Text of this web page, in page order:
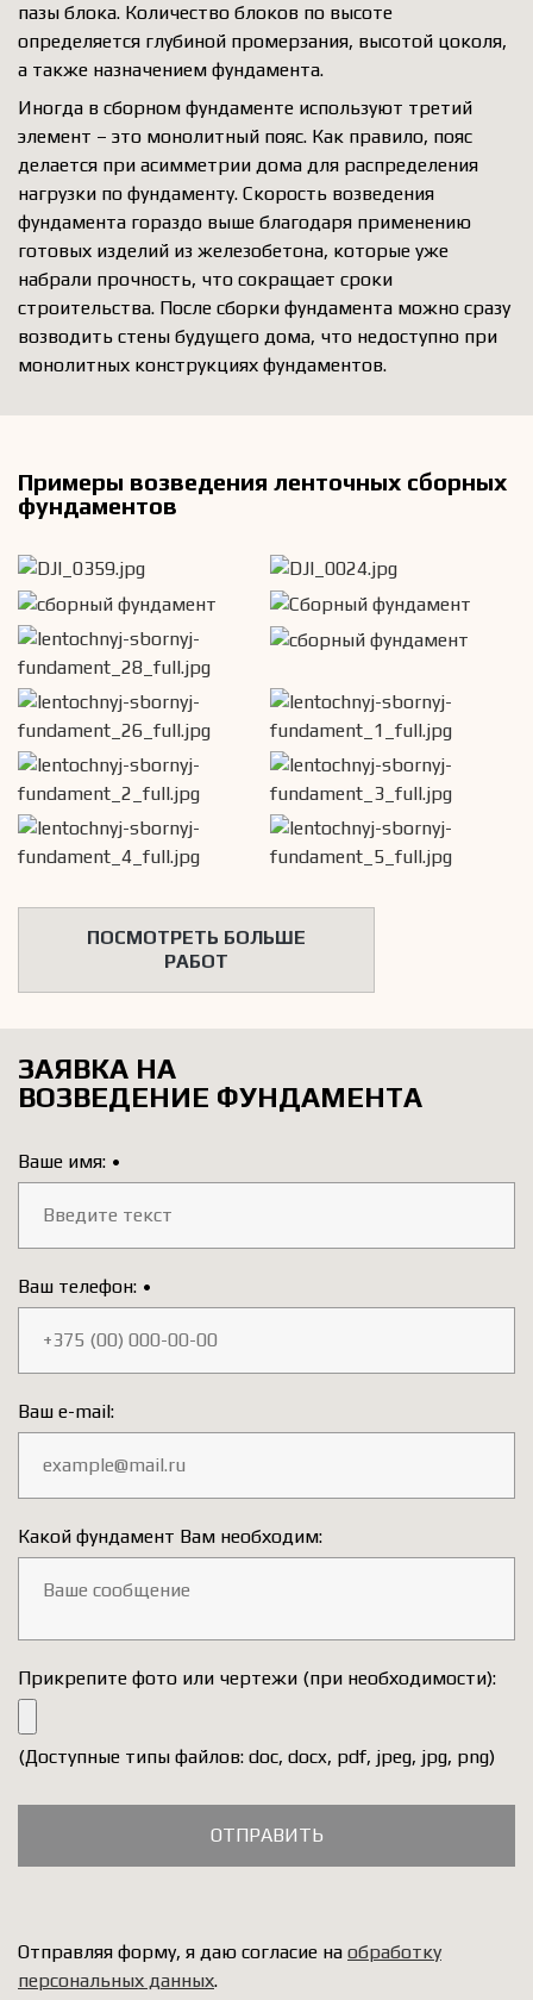
пазы блока. Количество блоков по высоте
определяется глубиной промерзания, высотой цоколя,
а также назначением фундамента.
Иногда в сборном фундаменте используют третий
элемент – это монолитный пояс. Как правило, пояс
делается при асимметрии дома для распределения
нагрузки по фундаменту. Скорость возведения
фундамента гораздо выше благодаря применению
готовых изделий из железобетона, которые уже
набрали прочность, что сокращает сроки
строительства. После сборки фундамента можно сразу
возводить стены будущего дома, что недоступно при
монолитных конструкциях фундаментов.
Примеры возведения ленточных сборных
фундаментов
ПОСМОТРЕТЬ БОЛЬШЕ
РАБОТ
ЗАЯВКА НА
ВОЗВЕДЕНИЕ ФУНДАМЕНТА
Ваше имя: •
Ваш телефон: •
Ваш e-mail:
Какой фундамент Вам необходим:
(Доступные типы файлов: doc, docx, pdf, jpeg, jpg, png)
Прикрепите фото или чертежи (при необходимости):
ОТПРАВИТЬ
Отправляя форму, я даю согласие на обработку
персональных данных.